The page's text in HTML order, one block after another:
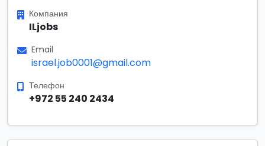
Компания
ILjobs
Email
israel.job0001@gmail.com
Телефон
+972 55 240 2434